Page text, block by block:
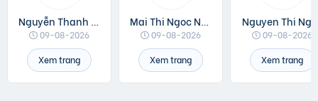
Nguyễn Thanh Đồng
09-08-2026
Xem trang
Mai Thi Ngoc Ngan
09-08-2026
Xem trang
Nguyen Thi
09-08-2026
Xem trang